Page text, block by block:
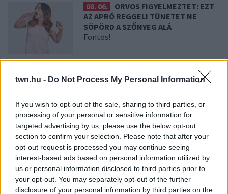
twn.hu - Do Not Process My Personal Information
If you wish to opt-out of the sale, sharing to third parties, or
processing of your personal or sensitive information for
targeted advertising by us, please use the below opt-out
section to confirm your selection. Please note that after your
opt-out request is processed you may continue seeing
interest-based ads based on personal information utilized by
us or personal information disclosed to third parties prior to
your opt-out. You may separately opt-out of the further
disclosure of your personal information by third parties on the
08. 06.
ORVOS FIGYELMEZTET: EZT
AZ APRÓ REGGELI TÜNETET NE
SÖPÖRD A SZŐNYEG ALÁ
Fontos!
ÁLLANDÓAN AZ ABLAK – EGYSZERŰBB
Villámgyors megoldás
08. 04.
NEM ECETTEL ÉS NEM
SZÓDABIKARBÓNÁVAL: EZZEL LESZ
ÚJRA CSILLOGÓ A VÍZKÖVES CSAP
A legjobb trükk